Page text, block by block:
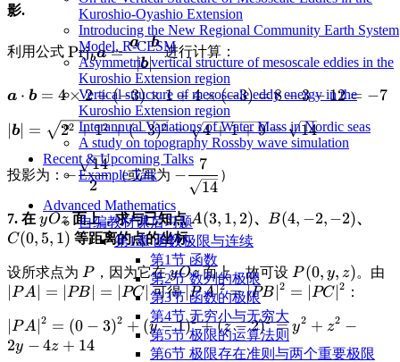
Kuroshio-Oyashio Extension
Introducing the New Regional Community Earth System
Model, R-CESM
Asymmetric vertical structure of mesoscale eddies in the
Kuroshio Extension region
Vertical structure of mesoscale eddy energy in the
Kuroshio Extension region
Interannual Variations of Water Mass in Nordic seas
A study on topography Rossby wave simulation
Recent & Upcoming Talks
Example Talk
Advanced Mathematics
自编教材课后习题
第1章 函数极限与连续
第1节 函数
第2节 数列的极限
第3节 函数的极限
第4节 无穷小与无穷大
第5节 极限的运算法则
第6节 极限存在准则与两个重要极限
\boldsymbol{a}=4\boldsymbol{i}-
影.
利用公式 \displaystyle
\text{Prj}_{\boldsymbol{b}}
\boldsymbol{a} =
\frac{\boldsymbol{a} \cdot
\boldsymbol{b}}
{|\boldsymbol{b}|}
Prjba =
∣b∣
a ⋅ b
进行计算：
\displaystyle
\boldsymbol{a}
\cdot
\boldsymbol{b}
= 4 \times 2 +
(-3) \times 1 +
4 \times (-3) =
8 - 3 - 12 = -7
a ⋅ b = 4×2+(−3)×1+4×(−3) = 8 −3−12 = −7
\displaystyle
|\boldsymbol{b}|
= \sqrt{2^2 +
1^2 + (-3)^2} =
\sqrt{4 + 1 + 9}
= \sqrt{14}
b∣ = 22 +12 +(−3)2 = 4+1+9 = 14
投影为：
\displaystyle -
\frac{\sqrt{14}}
{2}
−
2
14
（或写为
\displaystyle
-\frac{7}
{\sqrt{14}}
−
14
7
）
7. 在 \displaystyle
yOz
yOz面上，求与已知点\displaystyle
A(3,1,2)
A(3, 1, 2)、 \displaystyle
B(4, −2,−2)、
C(0, 5, 1) 等距离的点的坐标.
设所求点为 \displaystyle
P
P ，因为它在\displaystyle
yOz
yOz面上，故可设 \displaystyle
P(0, y, z)
P (0, y, z)。由
∣PA∣ = ∣PB∣ = ∣PC∣可得\displaystyle
|PA|^2 =
|PB|^2 =
|PC|^2
∣PA∣2 = ∣PB∣2 = ∣PC∣2 ：
\displaystyle
|PA|^2 = (0-
∣PA∣2 = (0 − 3)2 + (y −1)2 +(z −2)2 = y2 + z2 −
2y − 4z + 14